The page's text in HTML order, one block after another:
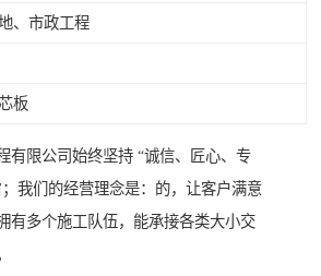
、市政工程
板
有限公司始终坚持 “诚信、匠心、专
我们的经营理念是：的，让客户满意
有多个施工队伍，能承接各类大小交